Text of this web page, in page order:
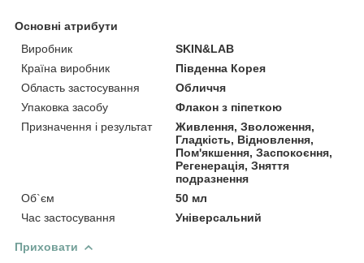
Основні атрибути
Виробник
SKIN&LAB
Країна виробник
Південна Корея
Область застосування
Обличчя
Упаковка засобу
Флакон з піпеткою
Призначення і результат
Живлення, Зволоження,
Гладкість, Відновлення,
Пом'якшення, Заспокоєння,
Регенерація, Зняття
подразнення
Об`єм
50 мл
Час застосування
Універсальний
Приховати